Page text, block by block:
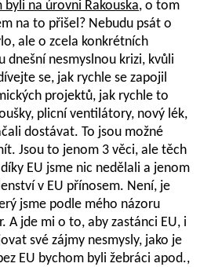
byli na úrovni Rakouska, o tom
na to přišel? Nebudu psát o
ale o zcela konkrétních
dnešní nesmyslnou krizi, kvůli
se, jak rychle se zapojil
projektů, jak rychle to
plicní ventilátory, nový lék,
dostávat. To jsou možné
Jsou to jenom 3 věci, ale těch
EU jsme nic nedělali a jenom
v EU přínosem. Není, je
jsme podle mého názoru
A jde mi o to, aby zastánci EU, i
své zájmy nesmysly, jako je
EU bychom byli žebráci apod.,